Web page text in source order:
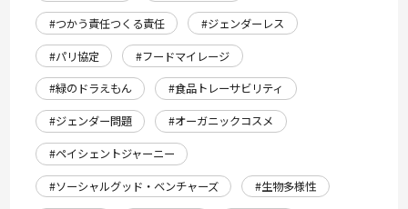
#つかう責任つくる責任
#ジェンダーレス
#パリ協定
#フードマイレージ
#緑のドラえもん
#食品トレーサビリティ
#ジェンダー問題
#オーガニックコスメ
#ペイシェントジャーニー
#ソーシャルグッド・ベンチャーズ
#生物多様性